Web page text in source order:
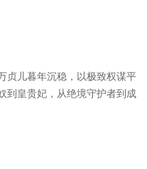
贞儿暮年沉稳，以极致权谋平
到皇贵妃，从绝境守护者到成
，悲痛欲绝、辍朝七日，亲